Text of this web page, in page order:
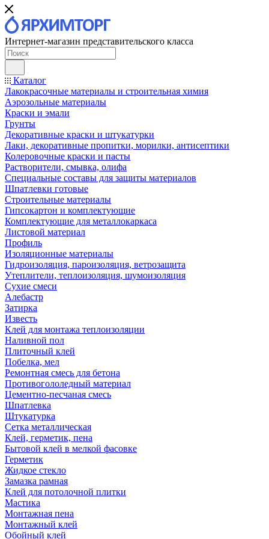
Интернет-магазин представительского класса
Каталог
Лакокрасочные материалы и строительная химия
Аэрозольные материалы
Краски и эмали
Грунты
Декоративные краски и штукатурки
Лаки, декоративные пропитки, морилки, антисептики
Колеровочные краски и пасты
Растворители, смывка, олифа
Специальные составы для защиты материалов
Шпатлевки готовые
Строительные материалы
Гипсокартон и комплектующие
Комплектующие для металлокаркаса
Листовой материал
Профиль
Изоляционные материалы
Гидроизоляция, пароизоляция, ветрозащита
Утеплители, теплоизоляция, шумоизоляция
Сухие смеси
Алебастр
Затирка
Известь
Клей для монтажа теплоизоляции
Наливной пол
Плиточный клей
Побелка, мел
Ремонтная смесь для бетона
Противогололедный материал
Цементно-песчаная смесь
Шпатлевка
Штукатурка
Сетка металлическая
Клей, герметик, пена
Бытовой клей в мелкой фасовке
Герметик
Жидкое стекло
Замазка рамная
Клей для потолочной плитки
Мастика
Монтажная пена
Монтажный клей
Обойный клей